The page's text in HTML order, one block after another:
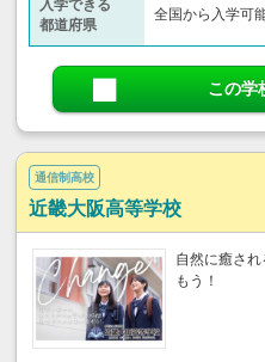
入学できる
都道府県
全国から入学可
この学
通信制高校
近畿大阪高等学校
自然に癒さ
もう！